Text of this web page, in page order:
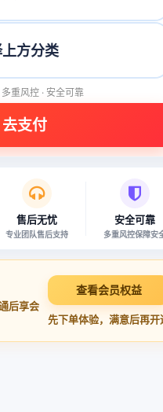
重风控 · 安全可靠
售后无忧
专业团队售后支持
安全可靠
多重风控保障安
后享会
查看会员权益
先下单体验，满意后再开